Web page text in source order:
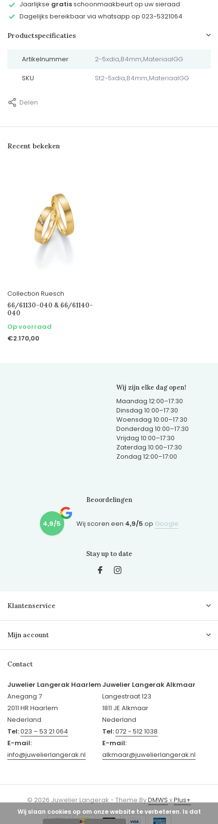
Jaarlijkse gratisschoonmaakbeurt op uw sieraad
Dagelijks bereikbaar via whatsapp op 023-5321064
Productspecificaties
Artikelnummer 2-5xdia,B4mm,MateriaalGG
SKU St2-5xdia,B4mm,MateriaalGG
Delen
Recent bekeken
Collection Ruesch
66/61130-040 & 66/61140-
040
Op voorraad
€2.170,00
Wij zijn elke dag open!
Maandag 12:00–17:30
Dinsdag 10:00–17:30
Woensdag 10:00–17:30
Donderdag 10:00–17:30
Vrijdag 10:00–17:30
Zaterdag 10:00–17:30
Zondag 12:00–17:00
Beoordelingen
4,9/5 Wij scoren een 4,9/5 op Google
Stay up to date
Klantenservice
Mijn account
Contact
Juwelier Langerak Haarlem
Anegang 7
2011 HR Haarlem
Nederland
Tel:023 – 53 21 064
E-mail:
info@juwelierlangerak.nl
Juwelier Langerak Alkmaar
Langestraat 123
1811 JE Alkmaar
Nederland
Tel:072 - 512 1038
E-mail:
alkmaar@juwelierlangerak.nl
© 2026 Juwelier Langerak - Theme ByDMWSxPlus+
Wij slaan cookies op om onze website te verbeteren. Is dat